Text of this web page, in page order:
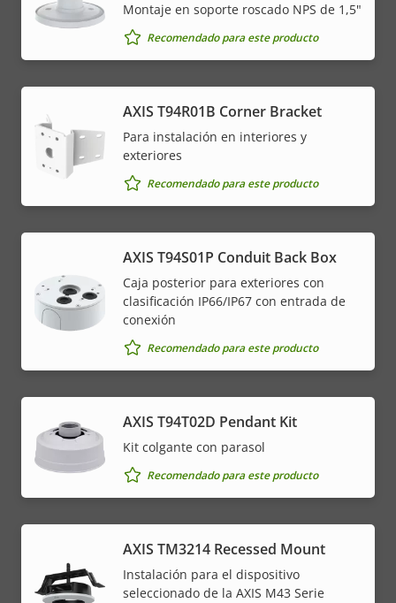
Montaje en soporte roscado NPS de 1,5"
Recomendado para este producto
AXIS T94R01B Corner Bracket
Para instalación en interiores y
exteriores
Recomendado para este producto
AXIS T94S01P Conduit Back Box
Caja posterior para exteriores con
clasificación IP66/IP67 con entrada de
conexión
Recomendado para este producto
AXIS T94T02D Pendant Kit
Kit colgante con parasol
Recomendado para este producto
AXIS TM3214 Recessed Mount
Instalación para el dispositivo
seleccionado de la AXIS M43 Serie